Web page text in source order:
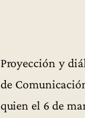
Proyección y
de
quien el 6 de